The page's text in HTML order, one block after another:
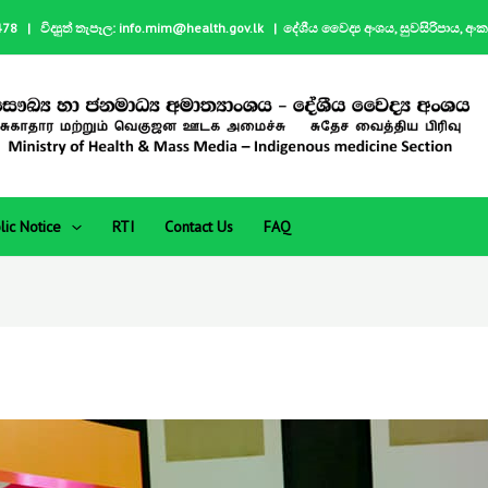
| විද්‍යුත් තැපෑල: info.mim@health.gov.lk | දේශීය වෛද්‍ය අංශය, සුවසිරිපාය,
Notice RTI Contact Us FAQ